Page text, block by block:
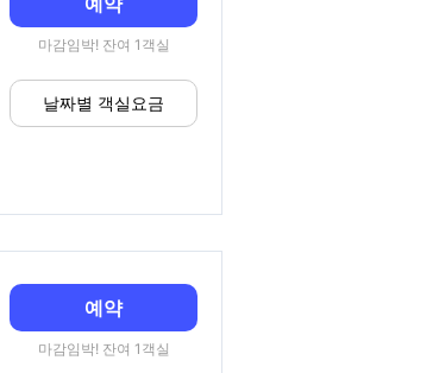
마감임박! 잔여 1객실
날짜별 객실요금
예약
마감임박! 잔여 1객실